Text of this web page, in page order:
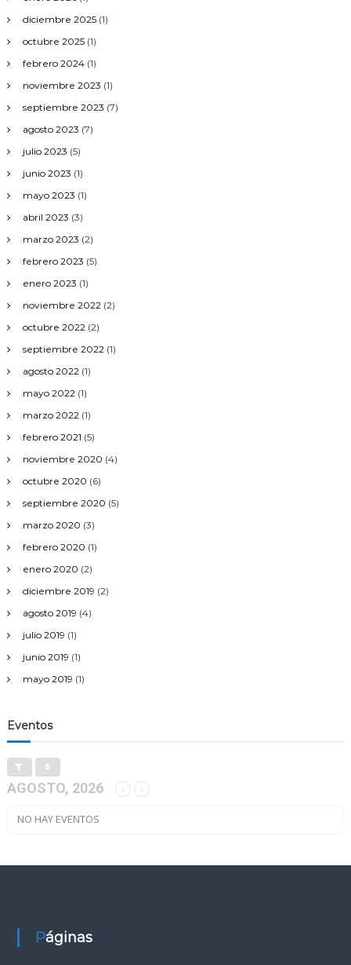
c
o
A
n
l
í
i
diciembre 2025(1)
octubre 2025(1)
febrero 2024(1)
noviembre 2023 (1)
septiembre 2023 (7)
agosto 2023 (7)
julio 2023 (5)
junio 2023 (1)
mayo 2023 (1)
abril 2023 (3)
marzo 2023 (2)
febrero 2023 (5)
enero 2023 (1)
noviembre 2022(2)
octubre 2022(2)
septiembre 2022(1)
agosto 2022(1)
mayo 2022(1)
marzo 2022(1)
febrero 2021 (5)
noviembre 2020 (4)
octubre 2020 (6)
septiembre 2020 (5)
marzo 2020 (3)
febrero 2020 (1)
enero 2020 (2)
diciembre 2019 (2)
agosto 2019 (4)
julio 2019 (1)
junio 2019 (1)
mayo 2019 (1)
Eventos
AGOSTO, 2026
NO HAY EVENTOS
Páginas